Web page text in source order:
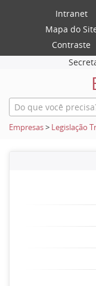
Intranet
Mapa do
Contraste
Empresas> Legislação